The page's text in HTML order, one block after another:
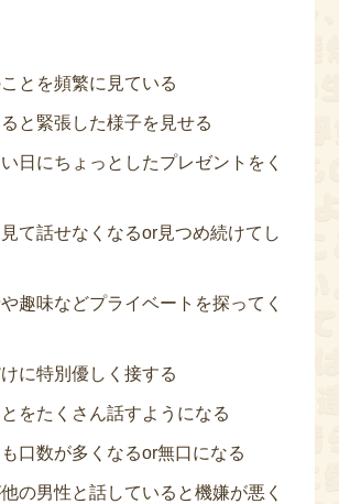
とを頻繁に見ている
と緊張した様子を見せる
日にちょっとしたプレゼントをく
て話せなくなるor見つめ続けてし
趣味などプライベートを探ってく
に特別優しく接する
をたくさん話すようになる
口数が多くなるor無口になる
の男性と話していると機嫌が悪く